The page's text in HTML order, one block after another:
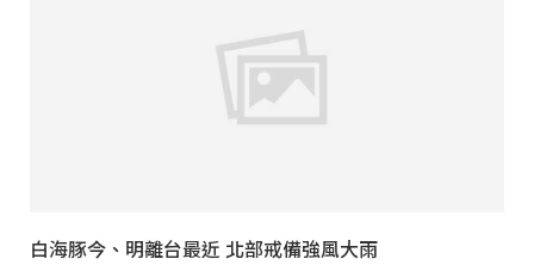
白海豚今、明離台最近 北部戒備強風大雨